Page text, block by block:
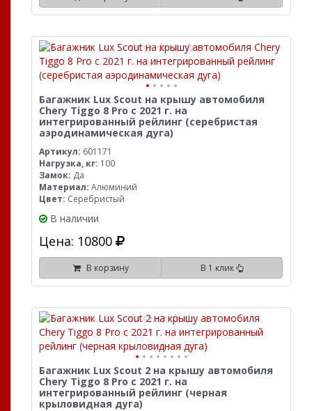
Багажник Lux Scout на крышу автомобиля
Chery Tiggo 8 Pro с 2021 г. на
интегрированный рейлинг (серебристая
аэродинамическая дуга)
Артикул: 601171
Нагрузка, кг: 100
Замок: Да
Материал: Алюминий
Цвет: Серебристый
В наличии
Цена: 10800
В корзину В 1 клик
Багажник Lux Scout 2 на крышу автомобиля
Chery Tiggo 8 Pro с 2021 г. на
интегрированный рейлинг (черная
крыловидная дуга)